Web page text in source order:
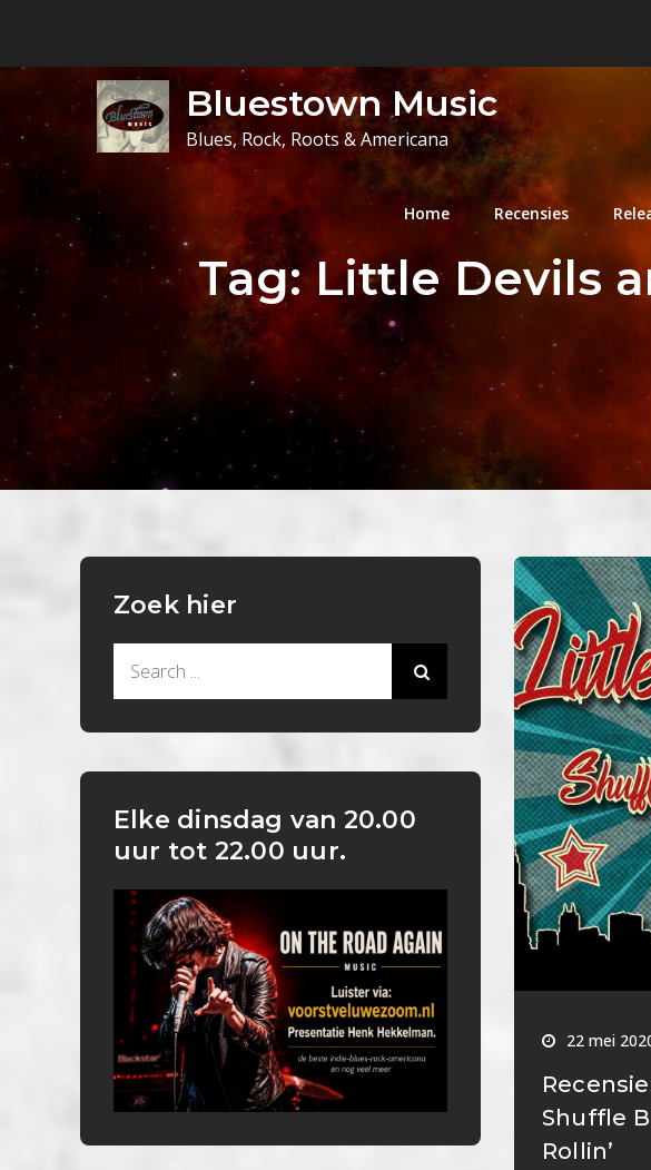
content
Bluestown Music
Blues, Rock, Roots & Americana
Home Recensies
Tag:Little Devils
22 mei
Shuffle
Rollin’
Zoek hier
Elke dinsdag van 20.00
uur tot 22.00 uur.